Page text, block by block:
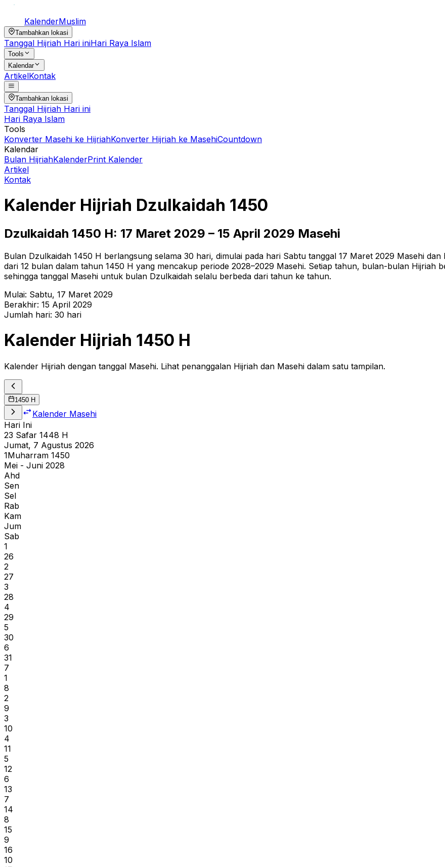
KalenderMuslim
Tambahkan lokasi
Tanggal Hijriah Hari iniHari Raya Islam
Tools
Kalendar
ArtikelKontak
Tambahkan lokasi
Tanggal Hijriah Hari ini
Hari Raya Islam
Tools
Konverter Masehi ke HijriahKonverter Hijriah ke MasehiCountdown
Kalendar
Bulan HijriahKalenderPrint Kalender
Artikel
Kontak
Kalender Hijriah Dzulkaidah 1450
Dzulkaidah 1450 H: 17 Maret 2029 – 15 April 2029 Masehi
Bulan Dzulkaidah 1450 H berlangsung selama 30 hari, dimulai pada hari Sabtu tanggal 17 Maret 2029 Masehi
dari 12 bulan dalam tahun 1450 H yang mencakup periode 2028–2029 Masehi. Setiap tahun, bulan-bulan Hijriah
sehingga tanggal Masehi untuk bulan Dzulkaidah selalu berbeda dari tahun ke tahun.
Mulai: Sabtu, 17 Maret 2029
Berakhir: 15 April 2029
Jumlah hari: 30 hari
Kalender Hijriah 1450 H
Kalender Hijriah dengan tanggal Masehi. Lihat penanggalan Hijriah dan Masehi dalam satu tampilan.
1450 H
Kalender Masehi
Hari Ini
23 Safar 1448 H
Jumat, 7 Agustus 2026
1Muharram 1450
Mei - Juni 2028
Ahd
Sen
Sel
Rab
Kam
Jum
Sab
1
26
2
27
3
28
4
29
5
30
6
31
7
1
8
2
9
3
10
4
11
5
12
6
13
7
14
8
15
9
16
10